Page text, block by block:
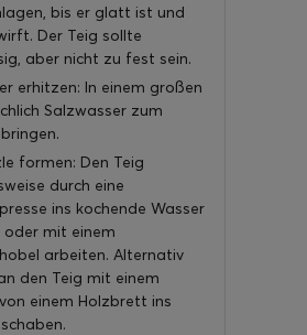
bis er glatt ist und
Der Teig sollte
aber nicht zu fest sein.
erhitzen: In einem großen
Salzwasser zum
formen: Den Teig
durch eine
ins kochende Wasser
oder mit einem
arbeiten. Alternativ
den Teig mit einem
einem Holzbrett ins